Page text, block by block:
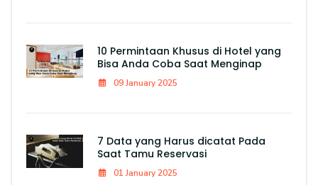
10 Permintaan Khusus di Hotel yang
Bisa Anda Coba Saat Menginap
09 January 2025
7 Data yang Harus dicatat Pada
Saat Tamu Reservasi
01 January 2025